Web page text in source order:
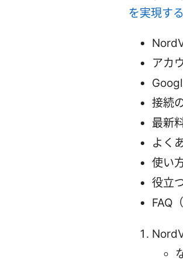
を実現す
アカ
接続
最新
よく
使い
役立
FAQ